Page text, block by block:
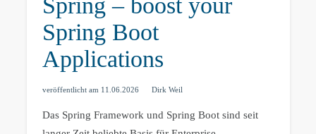
Spring – boost your
Spring Boot
Applications
veröffentlicht am 11.06.2026 Dirk Weil
Das Spring Framework und Spring Boot sind seit